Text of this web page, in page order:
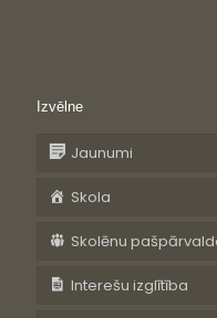
Izvēlne
Jaunumi
Skola
Skolēnu
Interešu izglītība